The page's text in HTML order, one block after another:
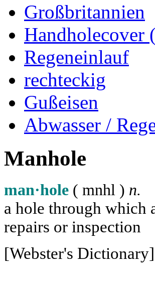
Großbritannien
Handholecover
Regeneinlauf
rechteckig
Gußeisen
Abwasser /
Manhole
man·hole ( mnhl ) n.
a hole through which
repairs or inspection
[Webster's Dictionary]